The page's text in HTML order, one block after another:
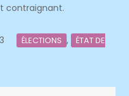
contraignant.
ÉLECTIONS ,
ÉTAT DE